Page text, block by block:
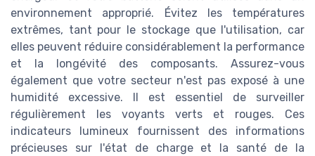
environnement approprié. Évitez les températures
extrêmes, tant pour le stockage que l'utilisation, car
elles peuvent réduire considérablement la performance
et la longévité des composants. Assurez-vous
également que votre secteur n'est pas exposé à une
humidité excessive. Il est essentiel de surveiller
régulièrement les voyants verts et rouges. Ces
indicateurs lumineux fournissent des informations
précieuses sur l'état de charge et la santé de la